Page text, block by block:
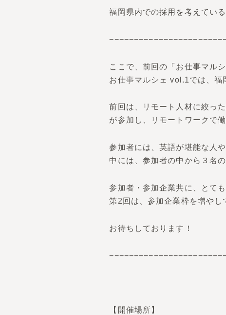
福岡県内での採用を考えてい
ここで、前回の「お仕事マル
お仕事マルシェ vol.1では、福
前回は、リモート人材に絞っ
が参加し、リモートワークで
参加者には、英語が堪能な人
中には、参加者の中から３名
参加者・参加企業共に、とて
第2回は、参加企業枠を増や
お待ちしております！
【開催場所】